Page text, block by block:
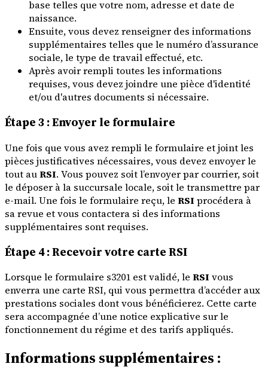
base telles que votre nom, adresse et date de
naissance.
Ensuite, vous devez renseigner des informations
supplémentaires telles que le numéro d’assurance
sociale, le type de travail effectué, etc.
Après avoir rempli toutes les informations
requises, vous devez joindre une pièce d'identité
et/ou d'autres documents si nécessaire.
Étape 3 : Envoyer le formulaire
Une fois que vous avez rempli le formulaire et joint les
pièces justificatives nécessaires, vous devez envoyer le
tout auRSI. Vous pouvez soit l’envoyer par courrier, soit
le déposer à la succursale locale, soit le transmettre par
e-mail. Une fois le formulaire reçu, le RSI procédera à
sa revue et vous contactera si des informations
supplémentaires sont requises.
Étape 4 : Recevoir votre carte RSI
Lorsque le formulaire s3201 est validé, le RSI vous
enverra une carte RSI, qui vous permettra d’accéder aux
prestations sociales dont vous bénéficierez. Cette carte
sera accompagnée d’une notice explicative sur le
fonctionnement du régime et des tarifs appliqués.
Informations supplémentaires :